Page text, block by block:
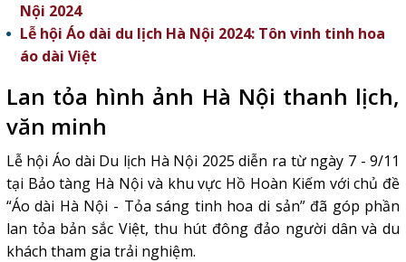
Nội 2024
Lễ hội Áo dài du lịch Hà Nội 2024: Tôn vinh tinh hoa
áo dài Việt
Lan tỏa hình ảnh Hà Nội thanh lịch,
văn minh
Lễ hội Áo dài Du lịch Hà Nội 2025 diễn ra từ ngày 7 - 9/11
tại Bảo tàng Hà Nội và khu vực Hồ Hoàn Kiếm với chủ đề
“Áo dài Hà Nội - Tỏa sáng tinh hoa di sản” đã góp phần
lan tỏa bản sắc Việt, thu hút đông đảo người dân và du
khách tham gia trải nghiệm.